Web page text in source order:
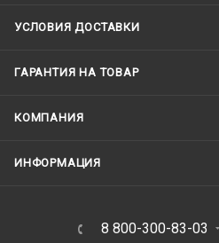
УСЛОВИЯ ДОСТАВКИ
ГАРАНТИЯ НА ТОВАР
КОМПАНИЯ
ИНФОРМАЦИЯ
8 800-300-83-03